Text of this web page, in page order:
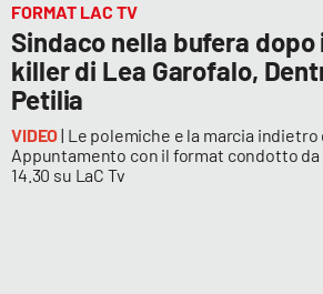
Crotone
Vibo Valentia
Reggio Calabria
Cosenza
FORMAT LAC TV
Sindaco nella bufera
killer di Lea Garofalo,
Petilia
VIDEO| Le polemiche e la marcia
Appuntamento con il format condotto da
14.30 su LaC Tv